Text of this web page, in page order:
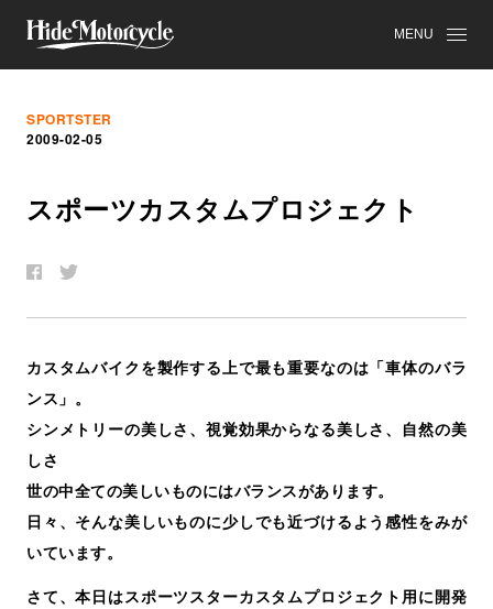
MENU
SPORTSTER
2009-02-05
スポーツカスタムプロジェク ト
カスタムバイクを製作する上で最も重要なのは「車体のバラ
ンス」。
シンメトリーの美しさ、視覚効果からなる美しさ、自然の美
しさ
世の中全ての美しいものにはバランスがあります。
日々、そんな美しいものに少しでも近づけるよう感性をみが
いています。
さて、本日はスポーツスターカスタムプロジェクト用に開発